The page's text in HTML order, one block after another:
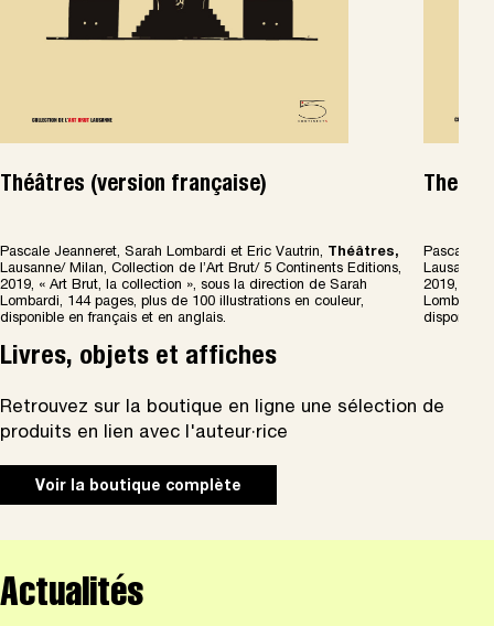
Théâtres (version française)
Pascale Jeanneret, Sarah Lombardi et Eric Vautrin, Théâtres,
Lausanne/ Milan, Collection de l’Art Brut/ 5 Continents Editions,
2019, « Art Brut, la collection », sous la direction de Sarah
Lombardi, 144 pages, plus de 100 illustrations en couleur,
disponible en français et en anglais.
Pascale
Lausanne/
2019, «
Lombardi,
disponible
Livres, objets et affiches
Retrouvez sur la boutique en ligne une sélection de
produits en lien avec l'auteur·rice
Voir la boutique complète
Actualités